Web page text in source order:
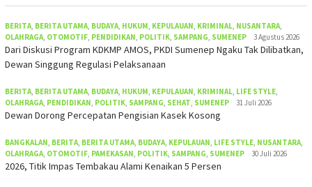
BERITA, BERITA UTAMA, BUDAYA, HUKUM, KEPULAUAN, KRIMINAL, NUSANTARA,
OLAHRAGA, OTOMOTIF, PENDIDIKAN, POLITIK, SAMPANG, SUMENEP 3 Agustus 2026
Dari Diskusi Program KDKMP AMOS, PKDI Sumenep Ngaku Tak Dilibatkan,
Dewan Singgung Regulasi Pelaksanaan
BERITA, BERITA UTAMA, BUDAYA, HUKUM, KEPULAUAN, KRIMINAL, LIFE STYLE,
OLAHRAGA, PENDIDIKAN, POLITIK, SAMPANG, SEHAT, SUMENEP 31 Juli 2026
Dewan Dorong Percepatan Pengisian Kasek Kosong
BANGKALAN, BERITA, BERITA UTAMA, BUDAYA, KEPULAUAN, LIFE STYLE, NUSANTARA,
OLAHRAGA, OTOMOTIF, PAMEKASAN, POLITIK, SAMPANG, SUMENEP 30 Juli 2026
2026, Titik Impas Tembakau Alami Kenaikan 5 Persen